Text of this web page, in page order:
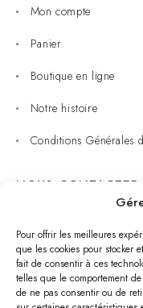
Pour offrir les meilleures
que les cookies pour stocker
fait de consentir à ces
telles que le comportement
de ne pas consentir ou de
Mon compte
Panier
Boutique en ligne
Notre histoire
Conditions Générales
NOUS CONTACTER
Bijouterie : 05 53
Mardi au Samedi: